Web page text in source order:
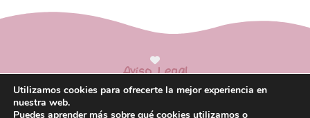
Aviso Legal
Política de Privacidad
Utilizamos cookies para ofrecerte la mejor experiencia en
nuestra web.
Puedes aprender más sobre qué cookies utilizamos o